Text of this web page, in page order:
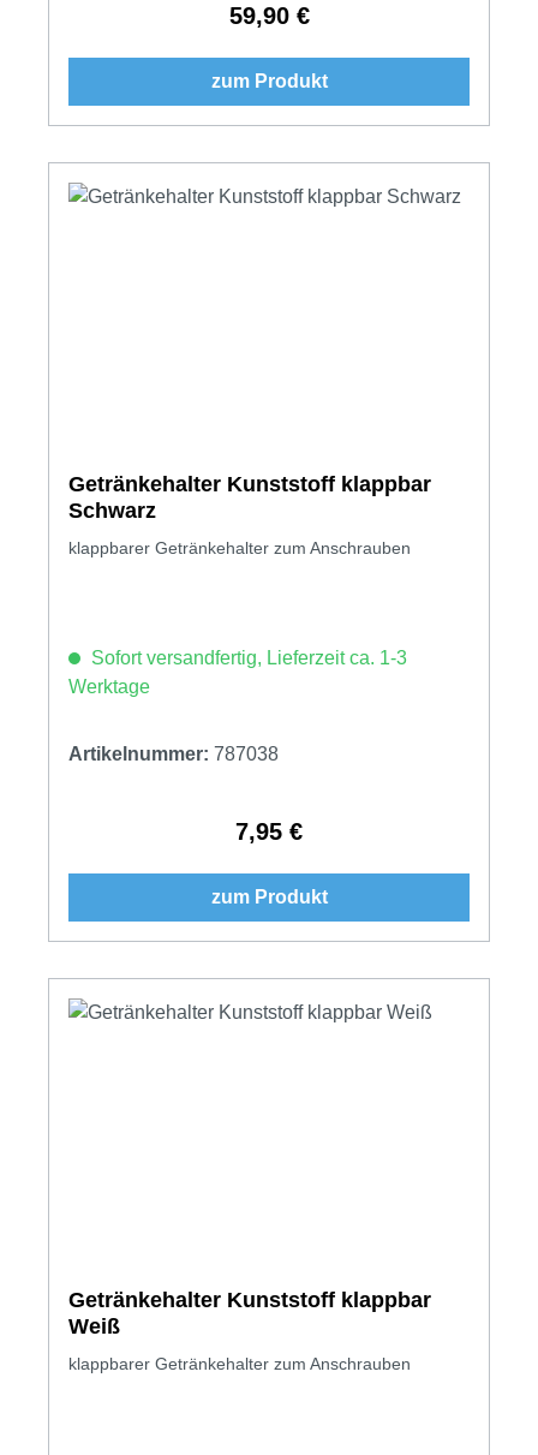
Regulärer Preis:
59,90 €
zum Produkt
Getränkehalter Kunststoff klappbar
Schwarz
klappbarer Getränkehalter zum Anschrauben
Sofort versandfertig, Lieferzeit ca. 1-3
Werktage
Artikelnummer: 787038
Regulärer Preis:
7,95 €
zum Produkt
Getränkehalter Kunststoff klappbar
Weiß
klappbarer Getränkehalter zum Anschrauben